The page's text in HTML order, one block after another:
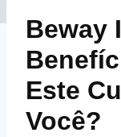
Beway
Este
Você?